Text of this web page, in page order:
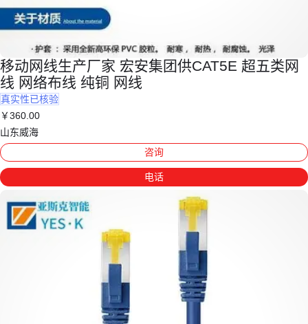
移动网线生产厂家 宏安集团供CAT5E 超五类网
线 网络布线 纯铜 网线
真实性已核验
￥360 .00
山东威海
咨询
电话